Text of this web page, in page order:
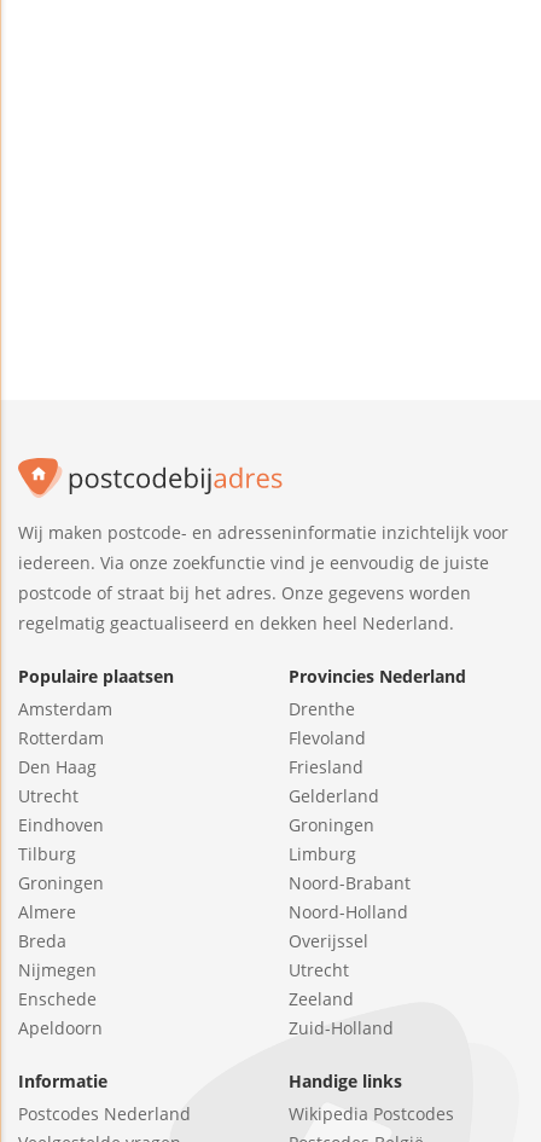
Wij maken postcode- en adresseninformatie inzichtelijk voor
iedereen. Via onze zoekfunctie vind je eenvoudig de juiste
postcode of straat bij het adres. Onze gegevens worden
regelmatig geactualiseerd en dekken heel Nederland.
Populaire plaatsen
Amsterdam
Rotterdam
Den Haag
Utrecht
Eindhoven
Tilburg
Groningen
Almere
Breda
Nijmegen
Enschede
Apeldoorn
Provincies Nederland
Drenthe
Flevoland
Friesland
Gelderland
Groningen
Limburg
Noord-Brabant
Noord-Holland
Overijssel
Utrecht
Zeeland
Zuid-Holland
Informatie
Postcodes Nederland
Handige links
Wikipedia Postcodes